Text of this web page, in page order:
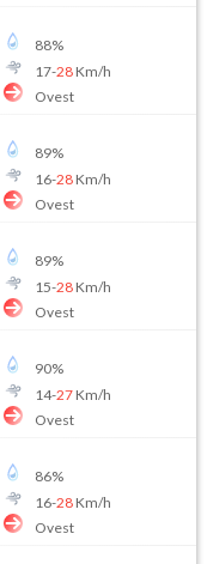
88%
17-28Km/h
Ovest
89%
16-28Km/h
Ovest
89%
15-28Km/h
Ovest
90%
14-27Km/h
Ovest
86%
16-28Km/h
Ovest